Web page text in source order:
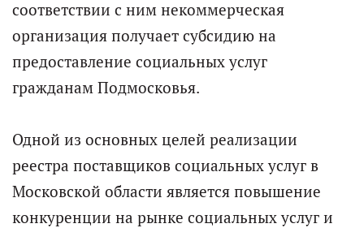
соответствии с ним некоммерческая
организация получает субсидию на
предоставление социальных услуг
гражданам Подмосковья.
Одной из основных целей реализации
реестра поставщиков социальных услуг в
Московской области является повышение
конкуренции на рынке социальных услуг и